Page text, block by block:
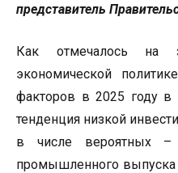
представитель
Как отмечалось на
экономической
факторов в 2025 году в
тенденция низкой
в числе вероятных –
промышленного выпуска